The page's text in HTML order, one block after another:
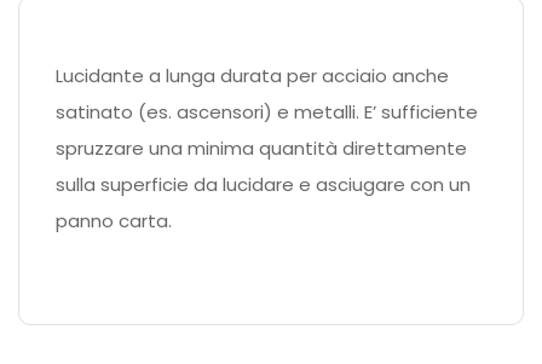
Lucidante a lunga durata per acciaio anche
satinato (es. ascensori) e metalli. E’ sufficiente
spruzzare una minima quantità direttamente
sulla superficie da lucidare e asciugare con un
panno carta.